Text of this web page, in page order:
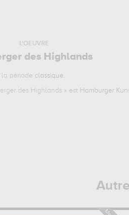
L'OEUVRE
des Highlands
la période classique.
des Highlands » est Hamburger